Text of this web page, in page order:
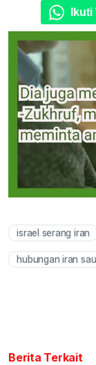
israel serang iran
hubungan iran
Berita Terkait